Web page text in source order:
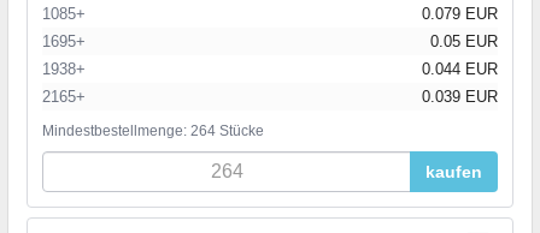
1085+
0.079 EUR
1695+
0.05 EUR
1938+
0.044 EUR
2165+
0.039 EUR
Mindestbestellmenge: 264 Stücke
kaufen